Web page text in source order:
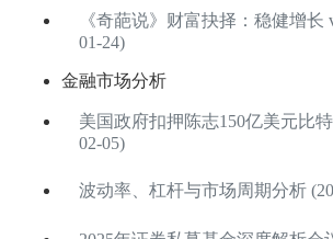
《奇葩说》财富抉择：稳健增长
01-24)
金融市场分析
美国政府扣押陈志150亿美元比
02-05)
波动率、杠杆与市场周期分析